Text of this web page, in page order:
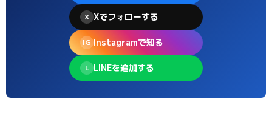
X Xでフォローする
IG Instagramで知る
L LINEを追加する